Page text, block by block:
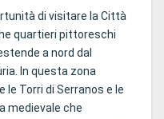
di visitare la Città
quartieri pittoreschi
a nord dal
In questa zona
Torri di Serranos e le
medievale che